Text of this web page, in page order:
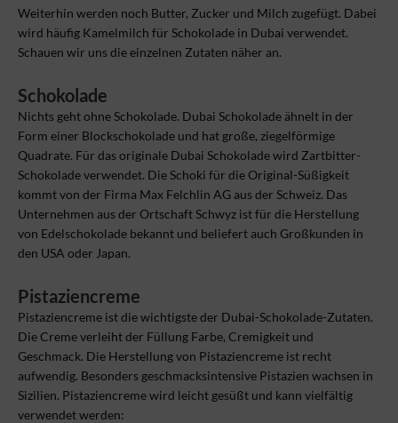
Weiterhin werden noch Butter, Zucker und Milch zugefügt. Dabei
wird häufig Kamelmilch für Schokolade in Dubai verwendet.
Schauen wir uns die einzelnen Zutaten näher an.
Schokolade
Nichts geht ohne Schokolade. Dubai Schokolade ähnelt in der
Form einer Blockschokolade und hat große, ziegelförmige
Quadrate. Für das originale Dubai Schokolade wird Zartbitter-
Schokolade verwendet. Die Schoki für die Original-Süßigkeit
kommt von der Firma Max Felchlin AG aus der Schweiz. Das
Unternehmen aus der Ortschaft Schwyz ist für die Herstellung
von Edelschokolade bekannt und beliefert auch Großkunden in
den USA oder Japan.
Pistaziencreme
Pistaziencreme ist die wichtigste der Dubai-Schokolade-Zutaten.
Die Creme verleiht der Füllung Farbe, Cremigkeit und
Geschmack. Die Herstellung von Pistaziencreme ist recht
aufwendig. Besonders geschmacksintensive Pistazien wachsen in
Sizilien. Pistaziencreme wird leicht gesüßt und kann vielfältig
verwendet werden: